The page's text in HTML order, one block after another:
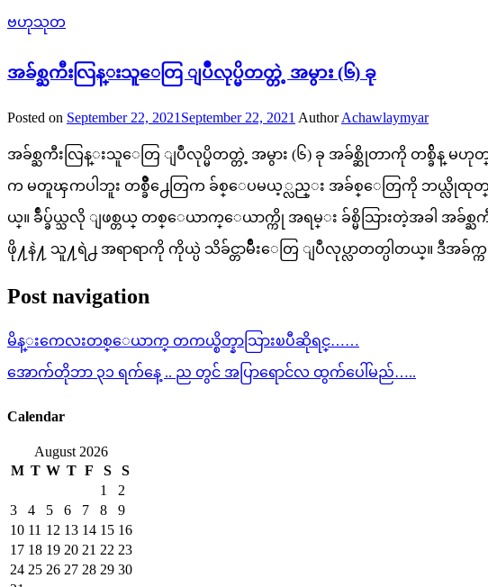
ဗဟုသုတ
အခ်စ္ႀကီးလြန္းသူေတြ ျပဳလုပ္မိတတ္တဲ့ အမွား (၆) ခု
Posted on September 22, 2021 September 22, 2021 Author Achawlaymyar
အခ်စ္ႀကီးလြန္းသူေတြ ျပဳလုပ္မိတတ္တဲ့ အမွား (၆) ခု အခ်စ္ဆိုတာကို တစ္ခ်ိ
က မတူၾကပါဘူး တစ္ခ်ိဳ႕ေတြက ခ်စ္ေပမယ့္လည္း အခ်စ္ေတြကို ဘယ္လိုထုတ္ျ
ယ္။ ခ်ဳပ္ခ်ယ္သလို ျဖစ္တယ္ တစ္ေယာက္ေယာက္ကို အရမ္း ခ်စ္မိသြားတဲ့အခါ အ
ဖို႔နဲ႔ သူ႔ရဲ႕ အရာရာကို ကိုယ္ပဲ သိခ်င္တာမ်ိဳးေတြ ျပဳလုပ္လာတတ္ပါတယ္။ ဒီ
Post navigation
မိန္းကေလးတစ္ေယာက္ တကယ္စိတ္နာသြားၿပီဆိုရင္……
အောက်တိုဘာ ၃၁ ရက်နေ့ .. ည တွင် အပြာရောင်လ ထွက်ပေါ်မည်…..
Calendar
August 2026
M T W T F S
S
1
2
3
4 5 6 7 8
9
10 11 12 13 14 15 16
17 18 19 20 21 22 23
24 25 26 27 28 29 30